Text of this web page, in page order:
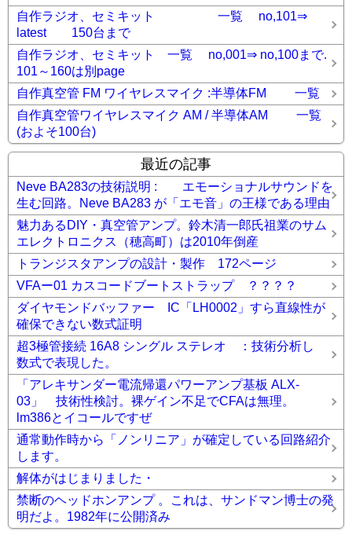
自作ラジオ、セミキット 一覧 no,101⇒
latest 150台まで
自作ラジオ、セミキット 一覧 no,001⇒ no,100まで.
101～160は別page
自作真空管 FM ワイヤレスマイク :半導体FM 一覧
自作真空管ワイヤレスマイク AM / 半導体AM 一覧
(およそ100台)
最近の記事
Neve BA283の技術説明 : エモーショナルサウンドを
生む回路。Neve BA283 が「エモ音」の王様である理由
魅力あるDIY・真空管アンプ。鈴木清一郎氏祖業のサム
エレクトロニクス（穂高町）は2010年倒産
トランジスタアンプの設計・製作 172ページ
VFAー01 カスコードブートストラップ ？？？？
ダイヤモンドバッファー IC「LH0002」すら直線性が
確保できない数式証明
超3極管接続 16A8 シングル ステレオ ：技術分析し
数式で表現した。
「アレキサンダー電流帰還パワーアンプ基板 ALX-
03」 技術性検討。裸ゲイン不足でCFAは無理。
lm386とイコールですぜ
通常動作時から「ノンリニア」が確定している回路紹介
します。
解体がはじまりました・
禁断のヘッドホンアンプ 。これは、サンドマン博士の発
明だよ。1982年に公開済み